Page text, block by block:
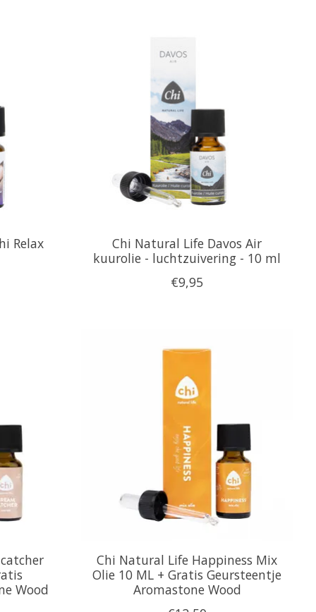
Relax
Chi Natural Life Davos Air
kuurolie - luchtzuivering - 10 ml
€9,95
Wood
Chi Natural Life Happiness Mix
Olie 10 ML + Gratis Geursteentje
Aromastone Wood